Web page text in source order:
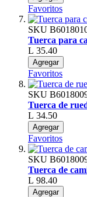
Favoritos
SKU
Tuerca para
L 35.40
Agregar
Favoritos
SKU
Tuerca de
L 34.50
Agregar
Favoritos
SKU
Tuerca de
L 98.40
Agregar